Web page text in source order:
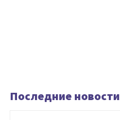
Последние новости